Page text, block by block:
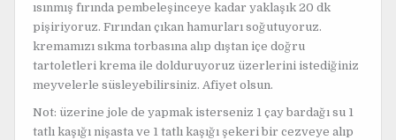
ısınmış fırında pembeleşinceye kadar yaklaşık 20 dk
pişiriyoruz. Fırından çıkan hamurları soğutuyoruz.
kremamızı sıkma torbasına alıp dıştan içe doğru
tartoletleri krema ile dolduruyoruz üzerlerini istediğiniz
meyvelerle süsleyebilirsiniz. Afiyet olsun.
Not: üzerine jole de yapmak isterseniz 1 çay bardağı su 1
tatlı kaşığı nişasta ve 1 tatlı kaşığı şekeri bir cezveye alıp